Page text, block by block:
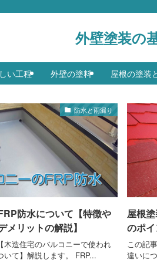
外壁塗装の
い工程 外壁の塗料 屋根の塗装
防水と雨漏り
防水について【特徴や
メリットの解説】
木造住宅のバルコニーで使われ
いて】解説します。 FRP...
屋根
のポイ
この記
違いに